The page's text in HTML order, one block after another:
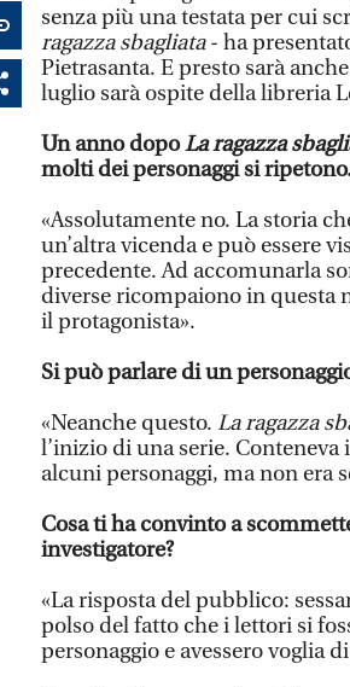
senza più una testata per cui
ragazza sbagliata- ha
Pietrasanta. E presto sarà
luglio sarà ospite della libreria
Un anno dopoLa ragazza
molti dei personaggi si
«Assolutamente no. La storia
un’altra vicenda e può essere
precedente. Ad accomunarla
diverse ricompaiono in questa
il protagonista».
Si può parlare di un
«Neanche questo. La ragazza
l’inizio di una serie.
alcuni personaggi, ma non era
Cosa ti ha convinto a
investigatore?
«La risposta del pubblico:
polso del fatto che i lettori si
personaggio e avessero voglia